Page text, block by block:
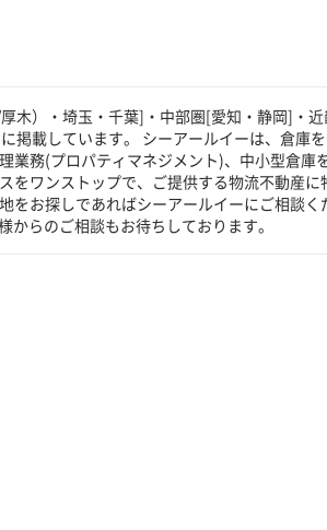
木）・埼玉・千葉]・中部圏[愛知・静岡]・
掲載しています。 シーアールイーは、倉庫
業務(プロパティマネジメント)、中小型倉庫
をワンストップで、ご提供する物流不動産に
お探しであればシーアールイーにご相談く
らのご相談もお待ちしております。